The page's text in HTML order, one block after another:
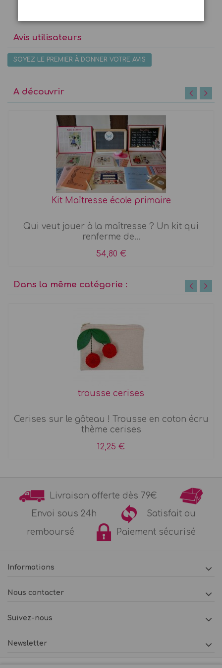
Avis utilisateurs
SOYEZ LE PREMIER À DONNER VOTRE AVIS
A découvrir
Kit Maîtresse école primaire
Qui veut jouer à la maîtresse ? Un kit qui
renferme de...
54,80 €
Dans la même catégorie :
trousse cerises
Cerises sur le gâteau ! Trousse en coton écru
thème cerises
12,25 €
Livraison offerte dès 79€
Envoi sous 24h
Satisfait ou
remboursé
Paiement sécurisé
Informations
Nous contacter
Suivez-nous
Newsletter